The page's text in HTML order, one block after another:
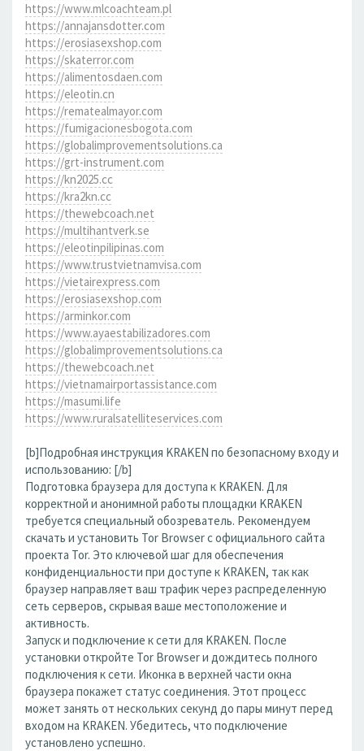
https://www.mlcoachteam.pl
https://annajansdotter.com
https://erosiasexshop.com
https://skaterror.com
https://alimentosdaen.com
https://eleotin.cn
https://rematealmayor.com
https://fumigacionesbogota.com
https://globalimprovementsolutions.ca
https://grt-instrument.com
https://kn2025.cc
https://kra2kn.cc
https://thewebcoach.net
https://multihantverk.se
https://eleotinpilipinas.com
https://www.trustvietnamvisa.com
https://vietairexpress.com
https://erosiasexshop.com
https://arminkor.com
https://www.ayaestabilizadores.com
https://globalimprovementsolutions.ca
https://thewebcoach.net
https://vietnamairportassistance.com
https://masumi.life
https://www.ruralsatelliteservices.com
[b]Подробная инструкция KRAKEN по безопасному входу и
использованию: [/b]
Подготовка браузера для доступа к KRAKEN. Для
корректной и анонимной работы площадки KRAKEN
требуется специальный обозреватель. Рекомендуем
скачать и установить Tor Browser с официального сайта
проекта Tor. Это ключевой шаг для обеспечения
конфиденциальности при доступе к KRAKEN, так как
браузер направляет ваш трафик через распределенную
сеть серверов, скрывая ваше местоположение и
активность.
Запуск и подключение к сети для KRAKEN. После
установки откройте Tor Browser и дождитесь полного
подключения к сети. Иконка в верхней части окна
браузера покажет статус соединения. Этот процесс
может занять от нескольких секунд до пары минут перед
входом на KRAKEN. Убедитесь, что подключение
установлено успешно.